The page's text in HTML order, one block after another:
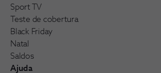
Sport TV
Teste de cobertura
Black Friday
Natal
Saldos
Ajuda